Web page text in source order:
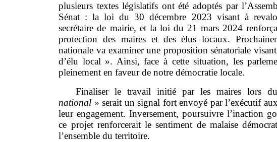
plusieurs textes législatifs ont été adoptés par
Sénat : la loi du 30 décembre 2023 visant à
secrétaire de mairie, et la loi du 21 mars 2024
protection des maires et des élus locaux.
nationale va examiner une proposition sénatoriale
d’élu local ». Ainsi, face à cette situation, les
pleinement en faveur de notre démocratie locale.
Finaliser le travail initié par les maires lors
national » serait un signal fort envoyé par l’exécutif
leur engagement. Inversement, poursuivre l’inaction
ce projet renforcerait le sentiment de malaise
l’ensemble du territoire.